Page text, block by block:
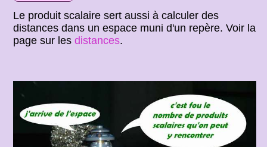
Le produit scalaire sert aussi à calculer des
distances dans un espace muni d'un repère. Voir la
page sur lesdistances.